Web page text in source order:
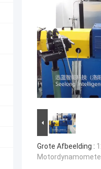
Grote Afbeelding :